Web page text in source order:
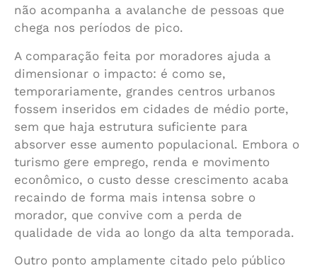
não acompanha a avalanche de pessoas que
chega nos períodos de pico.
A comparação feita por moradores ajuda a
dimensionar o impacto: é como se,
temporariamente, grandes centros urbanos
fossem inseridos em cidades de médio porte,
sem que haja estrutura suficiente para
absorver esse aumento populacional. Embora o
turismo gere emprego, renda e movimento
econômico, o custo desse crescimento acaba
recaindo de forma mais intensa sobre o
morador, que convive com a perda de
qualidade de vida ao longo da alta temporada.
Outro ponto amplamente citado pelo público